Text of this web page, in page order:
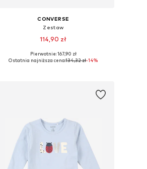
CONVERSE
Zestaw
114,90 zł
Dostępne rozmiary: 74-80, 80-86, 86-92
Pierwotnie: 167,90 zł
Ostatnia najniższa cena:134,32 zł-14%